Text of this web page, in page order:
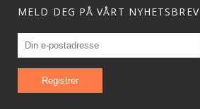
MELD DEG PÅ VÅRT NYHETSBREV